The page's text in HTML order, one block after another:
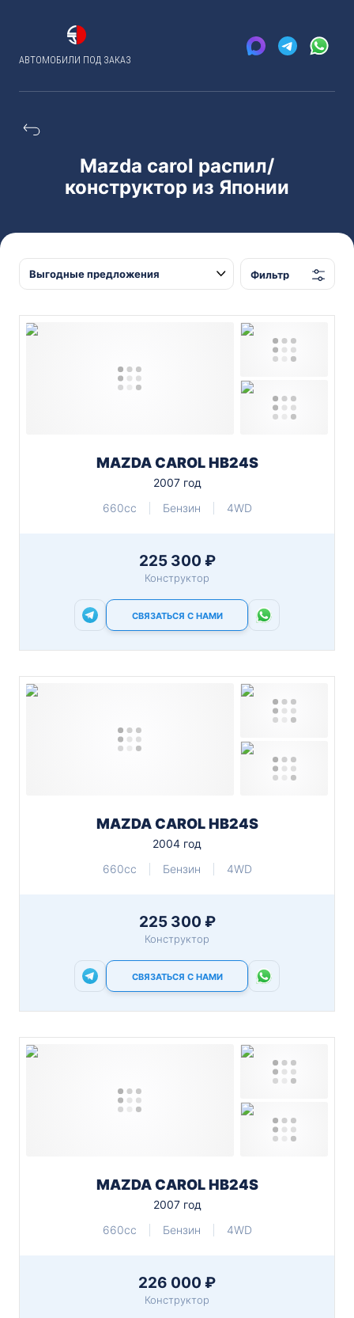
АВТОМОБИЛИ ПОД ЗАКАЗ
Mazda carol распил/
конструктор из Японии
Фильтр
MAZDA CAROL HB24S
2007 год
660cc
Бензин 4WD
225 300 ₽
Конструктор
СВЯЗАТЬСЯ С НАМИ
MAZDA CAROL HB24S
2004 год
660cc
Бензин 4WD
225 300 ₽
Конструктор
СВЯЗАТЬСЯ С НАМИ
MAZDA CAROL HB24S
2007 год
660cc
Бензин 4WD
226 000 ₽
Конструктор